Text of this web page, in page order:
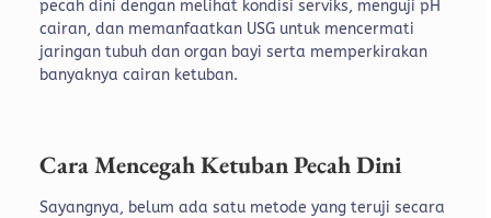
pecah dini dengan melihat kondisi serviks, menguji pH
cairan, dan memanfaatkan USG untuk mencermati
jaringan tubuh dan organ bayi serta memperkirakan
banyaknya cairan ketuban.
Cara Mencegah Ketuban Pecah Dini
Sayangnya, belum ada satu metode yang teruji secara